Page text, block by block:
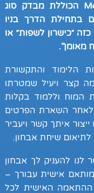
פיתחנו את שיטת MemoReach הכוללת מבדק סוג
בתחילת הדרך בניו
״כישרון לשפות״ או
מאומן”.
הלימוד והתקשורת
קצר ויעיל שמטרתו
המוח וללמוד בקלות
לאחר השארת הפרטים
איתך קשר ויעביר
שיחת אבחון.
להעניק לך אבחון
אישית עבורך –
ההתאמה האישית לכל